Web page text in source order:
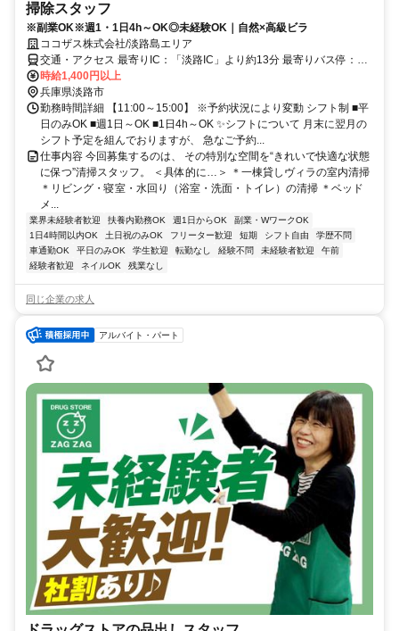
掃除スタッフ
※副業OK※週1・1日4h～OK◎未経験OK｜自然×高級ビラ
ココザス株式会社/淡路島エリア
交通・アクセス 最寄りIC：「淡路IC」より約13分 最寄りバス停：
「野島江崎」より徒歩約15分
時給1,400円以上
兵庫県淡路市
勤務時間詳細 【11:00～15:00】 ※予約状況により変動 シフト制 ■平
日のみOK ■週1日～OK ■1日4h～OK ✨シフトについて 月末に翌月の
シフト予定を組んでおりますが、 急なご予約...
仕事内容 今回募集するのは、 その特別な空間を“きれいで快適な状態
に保つ”清掃スタッフ。 ＜具体的に…＞ ＊一棟貸しヴィラの室内清掃
＊リビング・寝室・水回り（浴室・洗面・トイレ）の清掃 ＊ベッド
メ...
業界未経験者歓迎 扶養内勤務OK 週1日からOK
副業・WワークOK
1日4時間以内OK
土日祝のみOK フリーター歓迎 短期 シフト自由
学歴不問
車通勤OK
平日のみOK 学生歓迎 転勤なし 経験不問 未経験者歓迎
午前
経験者歓迎
ネイルOK 残業なし
同じ企業の求人
アルバイト・パート